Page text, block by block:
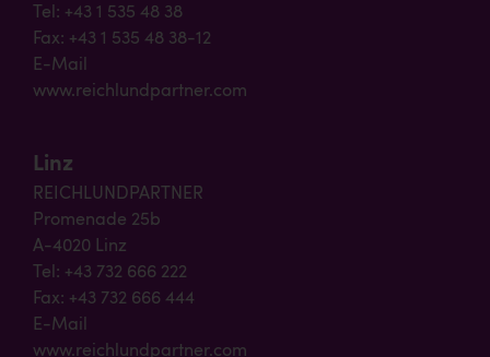
Tel: +43 1 535 48 38
Fax: +43 1 535 48 38-12
E-Mail
www.reichlundpartner.com
Linz
REICHLUNDPARTNER
Promenade 25b
A-4020 Linz
Tel: +43 732 666 222
Fax: +43 732 666 444
E-Mail
www.reichlundpartner.com